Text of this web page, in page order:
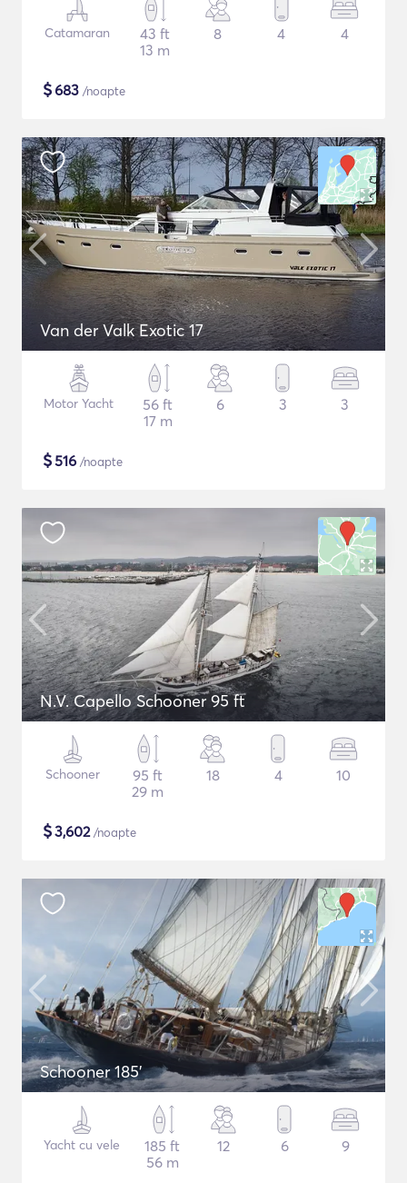
Catamaran
43 ft
13 m
8 4 4
$683 /noapte
Van der Valk Exotic 17
Motor Yacht
56 ft
17 m
6 3 3
$516 /noapte
N.V. Capello Schooner 95 ft
Schooner
95 ft
29 m
18 4 10
$3,602/noapte
Schooner 185'
Yacht cu vele
185 ft
56 m
12 6 9